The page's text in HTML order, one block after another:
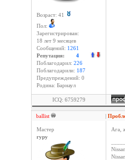
Возраст: 41
Пол:
Зарегистрирован:
18 лет 9 месяцев
Сообщений: 1261
Репутация: 4
Поблагодарил: 226
Поблагодарили: 187
Предупреждений: 0
Родина: Барнаул
ICQ: 6759279
ballist |
Мастер
гуру
Ага,